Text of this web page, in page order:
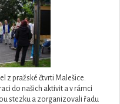
z pražské čtvrti Malešice.
do našich aktivit a v rámci
stezku a zorganizovali řadu